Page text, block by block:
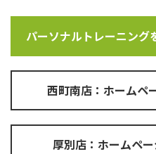
パーソナルトレーニング
西町南店：ホームペ
厚別店：ホームペ